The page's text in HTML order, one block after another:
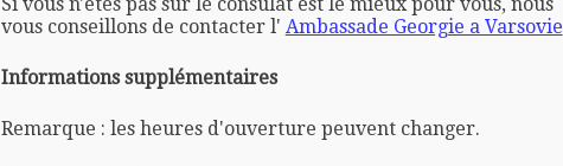
vous conseillons de contacter l' Ambassade Georgie a Varsovie
Informations supplémentaires
Remarque : les heures d'ouverture peuvent changer.